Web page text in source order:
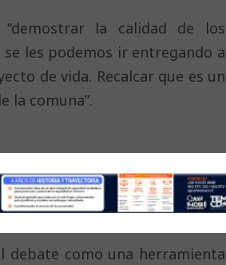
la calidad de los
les podemos ir entregando a
de vida. Recalcar que es un
la comuna”.
de debate escolar, con el
en los establecimientos
debate como una herramienta